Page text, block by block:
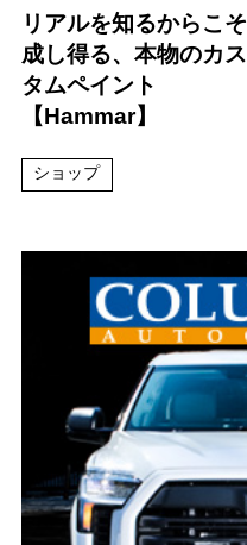
リアルを知るからこそ
成し得る、本物のカス
タムペイント
【Hammar】
ショップ